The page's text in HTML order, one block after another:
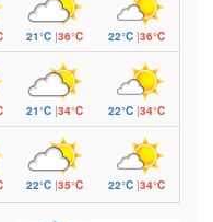
21°C|36°C 22°C |36°C
21°C|34°C 22°C |34°C
22°C|35°C 22°C |34°C